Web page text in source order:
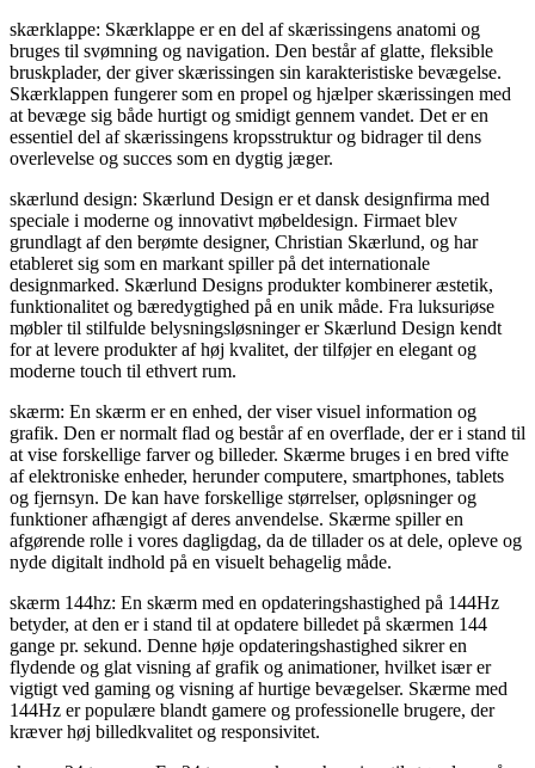
skærklappe: Skærklappe er en del af skærissingens anatomi og
bruges til svømning og navigation. Den består af glatte, fleksible
bruskplader, der giver skærissingen sin karakteristiske bevægelse.
Skærklappen fungerer som en propel og hjælper skærissingen med
at bevæge sig både hurtigt og smidigt gennem vandet. Det er en
essentiel del af skærissingens kropsstruktur og bidrager til dens
overlevelse og succes som en dygtig jæger.
skærlund design: Skærlund Design er et dansk designfirma med
speciale i moderne og innovativt møbeldesign. Firmaet blev
grundlagt af den berømte designer, Christian Skærlund, og har
etableret sig som en markant spiller på det internationale
designmarked. Skærlund Designs produkter kombinerer æstetik,
funktionalitet og bæredygtighed på en unik måde. Fra luksuriøse
møbler til stilfulde belysningsløsninger er Skærlund Design kendt
for at levere produkter af høj kvalitet, der tilføjer en elegant og
moderne touch til ethvert rum.
skærm: En skærm er en enhed, der viser visuel information og
grafik. Den er normalt flad og består af en overflade, der er i stand til
at vise forskellige farver og billeder. Skærme bruges i en bred vifte
af elektroniske enheder, herunder computere, smartphones, tablets
og fjernsyn. De kan have forskellige størrelser, opløsninger og
funktioner afhængigt af deres anvendelse. Skærme spiller en
afgørende rolle i vores dagligdag, da de tillader os at dele, opleve og
nyde digitalt indhold på en visuelt behagelig måde.
skærm 144hz: En skærm med en opdateringshastighed på 144Hz
betyder, at den er i stand til at opdatere billedet på skærmen 144
gange pr. sekund. Denne høje opdateringshastighed sikrer en
flydende og glat visning af grafik og animationer, hvilket især er
vigtigt ved gaming og visning af hurtige bevægelser. Skærme med
144Hz er populære blandt gamere og professionelle brugere, der
kræver høj billedkvalitet og responsivitet.